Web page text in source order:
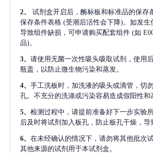
2、
试剂盒开启后，酶标板和标准品的保存
保存条件表格 (受潮后活性会下降)。如发生
导致组件缺损，可申请购买配套组件 (如
品)。
3、 请使用无菌一次性吸头吸取试剂，使用
瓶盖，以防止微生物污染和蒸发。
4、 手工洗板时，加洗液的吸头或滴管，切
孔。不充分的洗涤或污染容易造成假阳性和
5、 检测过程中，请提前准备好下一步实验
后及时将试剂加入板孔，防止板孔干燥，导
6、 在未经确认的情况下，请勿将其他批次
其他来源的试剂用于本试剂盒。